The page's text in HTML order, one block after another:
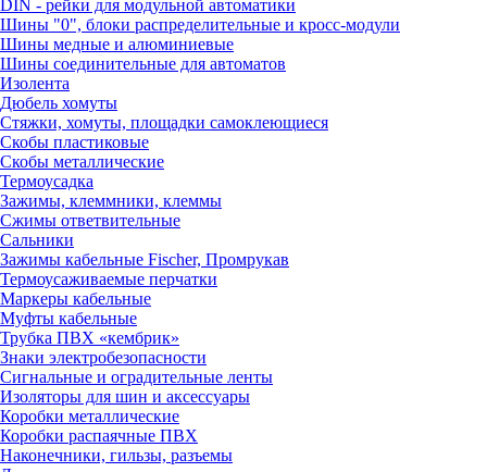
DIN - рейки для модульной автоматики
Шины "0", блоки распределительные и кросс-модули
Шины медные и алюминиевые
Шины соединительные для автоматов
Изолента
Дюбель хомуты
Стяжки, хомуты, площадки самоклеющиеся
Скобы пластиковые
Скобы металлические
Термоусадка
Зажимы, клеммники, клеммы
Сжимы ответвительные
Сальники
Зажимы кабельные Fischer, Промрукав
Термоусаживаемые перчатки
Маркеры кабельные
Муфты кабельные
Трубка ПВХ «кембрик»
Знаки электробезопасности
Сигнальные и оградительные ленты
Изоляторы для шин и аксессуары
Коробки металлические
Коробки распаячные ПВХ
Наконечники, гильзы, разъемы